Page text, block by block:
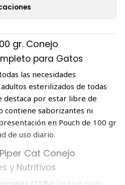
gr. Conejo
para Gatos
las necesidades
esterilizados de todas
destaca por estar libre de
contiene saborizantes ni
en Pouch de 100 gr
de uso diario.
Cat Conejo
y Nutritivos